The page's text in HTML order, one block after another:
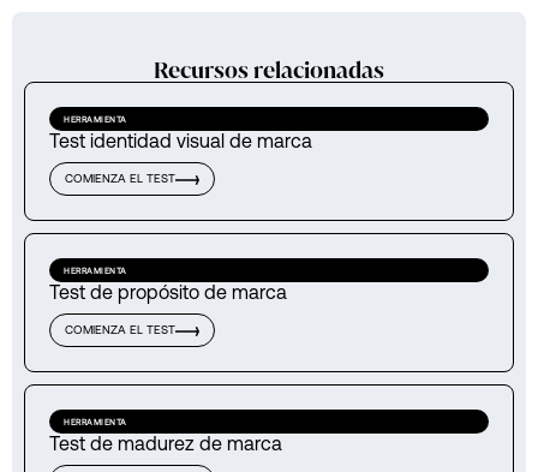
Recursos relacionadas
HERRAMIENTA
Test identidad visual de marca
COMIENZA EL TEST
HERRAMIENTA
Test de propósito de marca
COMIENZA EL TEST
HERRAMIENTA
Test de madurez de marca